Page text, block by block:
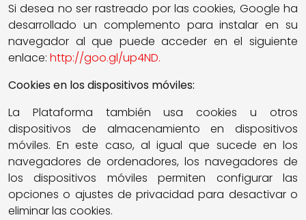
Si desea no ser rastreado por las cookies, Google ha
desarrollado un complemento para instalar en su
navegador al que puede acceder en el siguiente
enlace: http://goo.gl/up4ND.
Cookies en los dispositivos móviles:
La Plataforma también usa cookies u otros
dispositivos de almacenamiento en dispositivos
móviles. En este caso, al igual que sucede en los
navegadores de ordenadores, los navegadores de
los dispositivos móviles permiten configurar las
opciones o ajustes de privacidad para desactivar o
eliminar las cookies.